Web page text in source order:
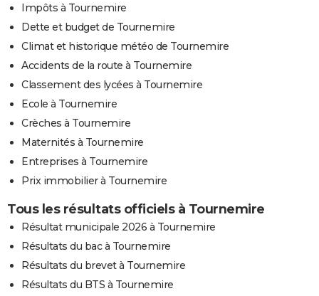
Impôts à Tournemire
Dette et budget de Tournemire
Climat et historique météo de Tournemire
Accidents de la route à Tournemire
Classement des lycées à Tournemire
Ecole à Tournemire
Crèches à Tournemire
Maternités à Tournemire
Entreprises à Tournemire
Prix immobilier à Tournemire
Tous les résultats officiels à Tournemire
Résultat municipale 2026 à Tournemire
Résultats du bac à Tournemire
Résultats du brevet à Tournemire
Résultats du BTS à Tournemire